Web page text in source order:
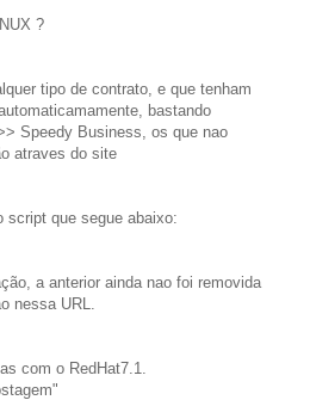
?
tipo de contrato, e que tenham
bastando
Speedy Business, os que nao
atraves do site
script que segue abaixo:
a anterior ainda nao foi removida
nessa URL.
com o RedHat7.1.